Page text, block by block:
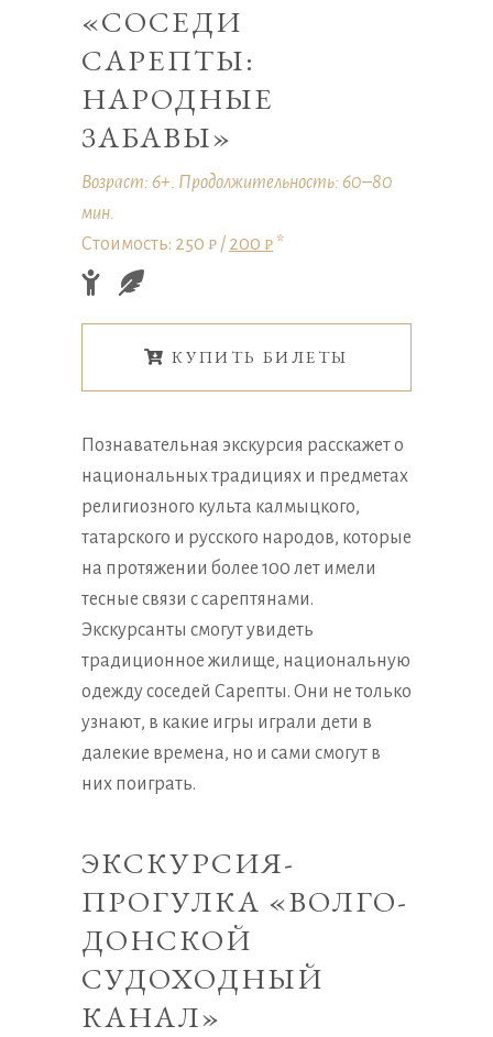
«СОСЕДИ
САРЕПТЫ:
НАРОДНЫЕ
ЗАБАВЫ»
Возраст: 6+. Продолжительность: 60–80
мин.
Стоимость: 250 ₽ / 200 ₽ *
КУПИТЬ БИЛЕТЫ
Познавательная экскурсия расскажет о
национальных традициях и предметах
религиозного культа калмыцкого,
татарского и русского народов, которые
на протяжении более 100 лет имели
тесные связи с сарептянами.
Экскурсанты смогут увидеть
традиционное жилище, национальную
одежду соседей Сарепты. Они не только
узнают, в какие игры играли дети в
далекие времена, но и сами смогут в
них поиграть.
ЭКСКУРСИЯ-
ПРОГУЛКА «ВОЛГО-
ДОНСКОЙ
СУДОХОДНЫЙ
КАНАЛ»